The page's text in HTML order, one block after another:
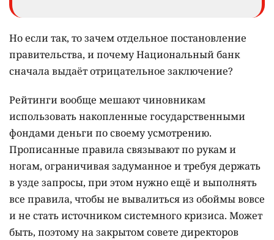
Но если так, то зачем отдельное постановление
правительства, и почему Национальный банк
сначала выдаёт отрицательное заключение?
Рейтинги вообще мешают чиновникам
использовать накопленные государственными
фондами деньги по своему усмотрению.
Прописанные правила связывают по рукам и
ногам, ограничивая задуманное и требуя держать
в узде запросы, при этом нужно ещё и выполнять
все правила, чтобы не вывалиться из обоймы вовсе
и не стать источником системного кризиса. Может
быть, поэтому на закрытом совете директоров